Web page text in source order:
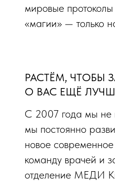
мировые
«магии» — только
РАСТЁМ, ЧТОБЫ
О ВАС ЕЩЁ
С 2007 года мы не
мы постоянно
новое
команду врачей и
отделение МЕДИ